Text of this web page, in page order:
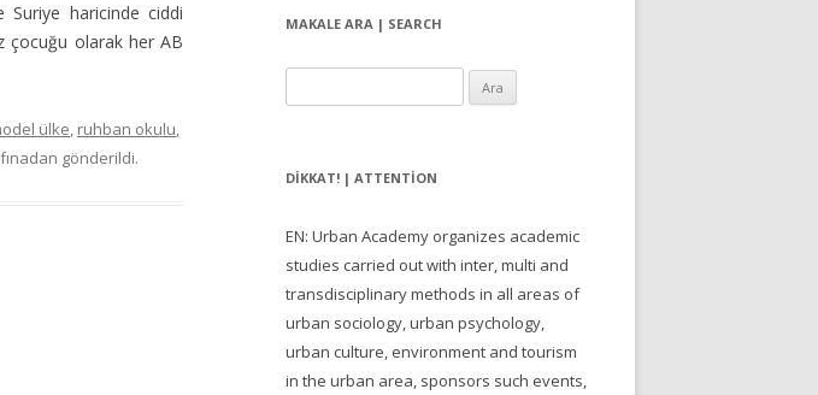
|
FEE
Suriye haricinde ciddi
çocuğu olarak her AB
ülke, ruhban okulu,
gönderildi.
MAKALE ARA | SEARCH
DIKKAT! | ATTENTION
EN: Urban Academy organizes academic
studies carried out with inter, multi and
transdisciplinary methods in all areas of
urban sociology, urban psychology,
urban culture, environment and tourism
in the urban area, sponsors such events,